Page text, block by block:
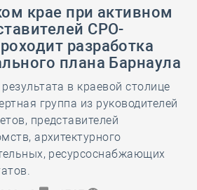
крае при активном
СРО-
разработка
плана Барнаула
в краевой столице
группа из руководителей
представителей
архитектурного
ресурсоснабжающих